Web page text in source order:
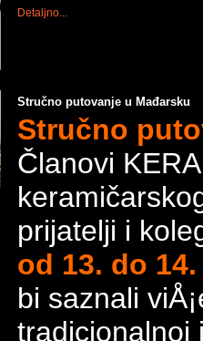
Detaljno...
Stručno putovanje u Mađarsku
Stručno
Članovi
prijatelji i
od 13. do 14.
bi saznali
tradicionalnoj